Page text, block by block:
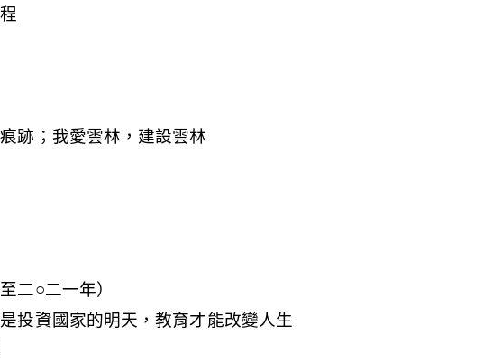
跡；我愛雲林，建設雲林
二○二一年）
投資國家的明天，教育才能改變人生